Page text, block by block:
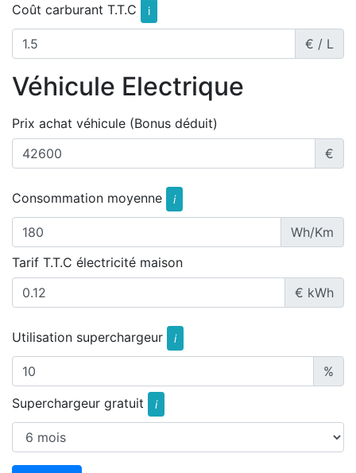
Coût carburant T.T.C
i
€ / L
Véhicule Electrique
Prix achat véhicule (Bonus déduit)
€
Consommation moyenne i
Wh/Km
Tarif T.T.C électricité maison
€ kWh
Utilisation superchargeur i
%
Superchargeur gratuit
i